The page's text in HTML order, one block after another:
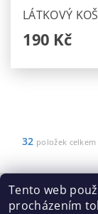
LÁTKOVÝ
190 Kč
32 položek celkem
Tabulka
Tento web
procházením